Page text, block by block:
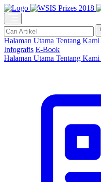
Halaman Utama Tentang Kami
Infografis E-Book
Halaman Utama Tentang Kami